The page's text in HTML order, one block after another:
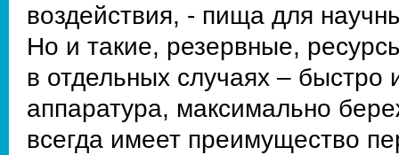
воздействия, - пища для
Но и такие, резервные,
в отдельных случаях –
аппаратура, максимально
всегда имеет преимущество